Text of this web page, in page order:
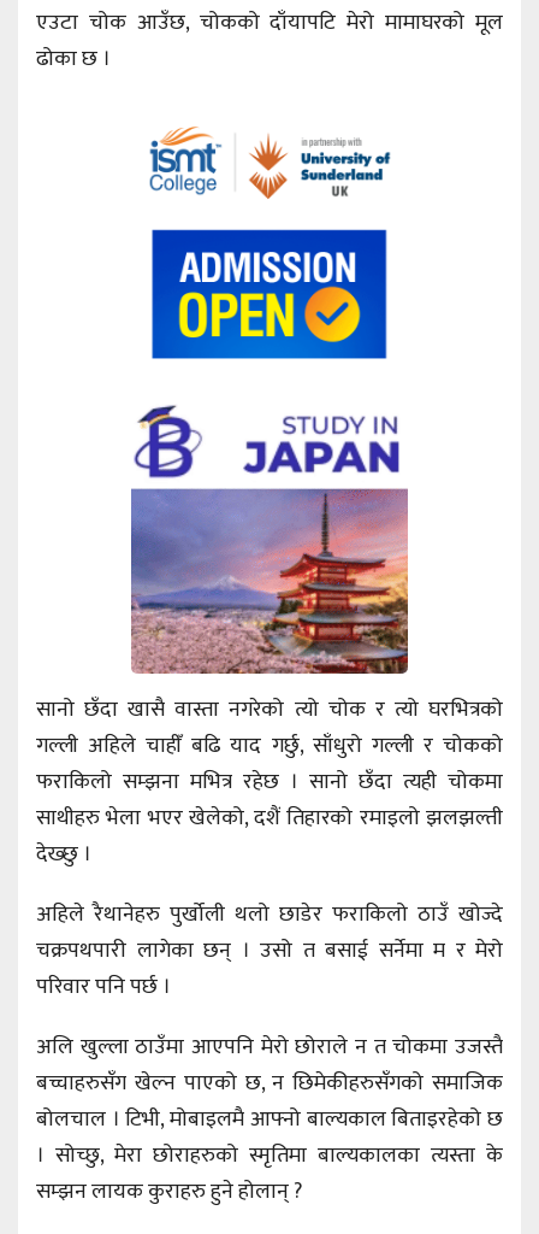
एउटा चोक आउँछ, चोकको दाँयापटि मेरो मामाघरको मूल
ढोका छ ।
सानो छँदा खासै वास्ता नगरेको त्यो चोक र त्यो घरभित्रको
गल्ली अहिले चाहीँ बढि याद गर्छु, साँधुरो गल्ली र चोकको
फराकिलो सम्झना मभित्र रहेछ । सानो छँदा त्यही चोकमा
साथीहरु भेला भएर खेलेको, दशैं तिहारको रमाइलो झलझल्ती
देख्छु ।
अहिले रैथानेहरु पुर्खोली थलो छाडेर फराकिलो ठाउँ खोज्दे
चक्रपथपारी लागेका छन् । उसो त बसाई सर्नेमा म र मेरो
परिवार पनि पर्छ ।
अलि खुल्ला ठाउँमा आएपनि मेरो छोराले न त चोकमा उजस्तै
बच्चाहरुसँग खेल्न पाएको छ, न छिमेकीहरुसँगको समाजिक
बोलचाल । टिभी, मोबाइलमै आफ्नो बाल्यकाल बिताइरहेको छ
। सोच्छु, मेरा छोराहरुको स्मृतिमा बाल्यकालका त्यस्ता के
सम्झन लायक कुराहरु हुने होलान् ?